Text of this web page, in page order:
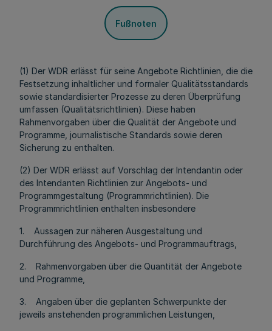
Fußnoten
(1) Der WDR erlässt für seine Angebote Richtlinien, die die
Festsetzung inhaltlicher und formaler Qualitätsstandards
sowie standardisierter Prozesse zu deren Überprüfung
umfassen (Qualitätsrichtlinien). Diese haben
Rahmenvorgaben über die Qualität der Angebote und
Programme, journalistische Standards sowie deren
Sicherung zu enthalten.
(2) Der WDR erlässt auf Vorschlag der Intendantin oder
des Intendanten Richtlinien zur Angebots- und
Programmgestaltung (Programmrichtlinien). Die
Programmrichtlinien enthalten insbesondere
1. Aussagen zur näheren Ausgestaltung und
Durchführung des Angebots- und Programmauftrags,
2. Rahmenvorgaben über die Quantität der Angebote
und Programme,
3. Angaben über die geplanten Schwerpunkte der
jeweils anstehenden programmlichen Leistungen,